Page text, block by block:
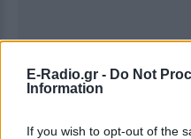
E-Radio.gr - Do Not
Information
If you wish to opt-out of the